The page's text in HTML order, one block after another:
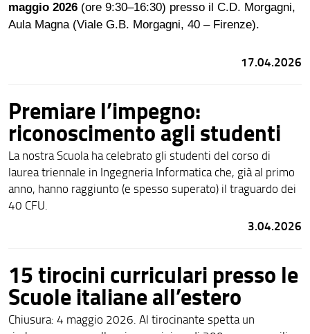
maggio 2026(ore 9:30–16:30) presso il C.D. Morgagni,
Aula Magna (Viale G.B. Morgagni, 40 – Firenze).
17.04.2026
Premiare l’impegno:
riconoscimento agli studenti
La nostra Scuola ha celebrato gli studenti del corso di
laurea triennale in Ingegneria Informatica che, già al primo
anno, hanno raggiunto (e spesso superato) il traguardo dei
40 CFU.
3.04.2026
15 tirocini curriculari presso le
Scuole italiane all’estero
Chiusura: 4 maggio 2026. Al tirocinante spetta un